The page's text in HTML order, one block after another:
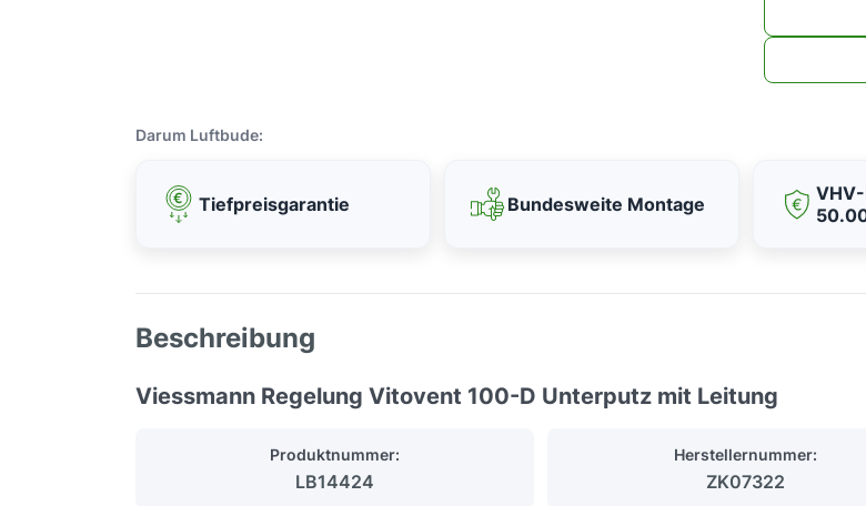
Darum Luftbude:
Tiefpreisgarantie Bundesweite Montage
Beschreibung
Viessmann Regelung Vitovent 100-D Unterputz mit Leitung
Produktnummer:
LB14424
Herstellernummer:
ZK07322